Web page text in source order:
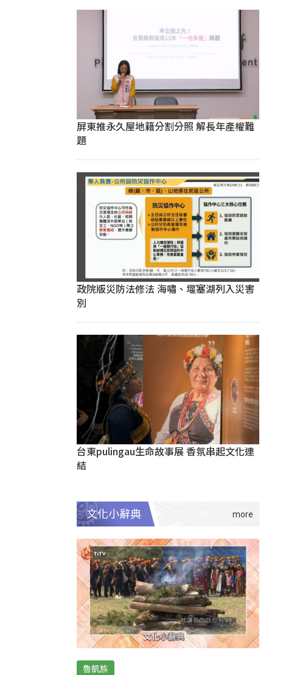
屏東推永久屋地籍分割分照 解長年產權難
題
政院版災防法修法 海嘯、堰塞湖列入災害
別
台東pulingau生命故事展 香氛串起文化連
結
文化小辭典
魯凱族